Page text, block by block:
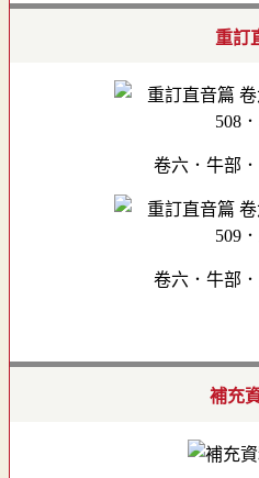
重訂
卷六．牛部
卷六．牛部
補充